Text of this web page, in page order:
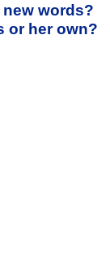
words?
or her own?